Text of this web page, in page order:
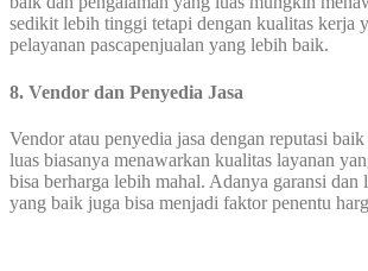
sedikit lebih tinggi tetapi dengan kualitas kerja
pelayanan pascapenjualan yang lebih baik.
8. Vendor dan Penyedia Jasa
Vendor atau penyedia jasa dengan reputasi
luas biasanya menawarkan kualitas layanan
bisa berharga lebih mahal. Adanya garansi dan
yang baik juga bisa menjadi faktor penentu